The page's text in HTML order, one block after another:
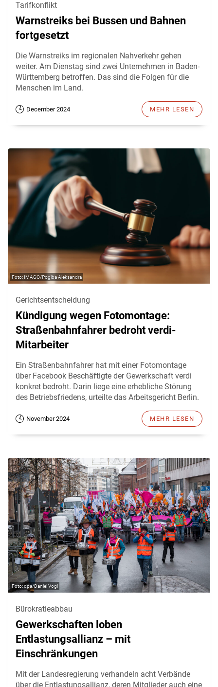
Tarifkonflikt
Warnstreiks bei Bussen und Bahnen
fortgesetzt
Die Warnstreiks im regionalen Nahverkehr gehen
weiter. Am Dienstag sind zwei Unternehmen in Baden-
Württemberg betroffen. Das sind die Folgen für die
Menschen im Land.
December 2024 MEHR LESEN
IMAGO/Pogiba Aleksandra
Gerichtsentscheidung
Kündigung wegen Fotomontage:
Straßenbahnfahrer bedroht verdi-
Mitarbeiter
Ein Straßenbahnfahrer hat mit einer Fotomontage
über Facebook Beschäftigte der Gewerkschaft verdi
konkret bedroht. Darin liege eine erhebliche Störung
des Betriebsfriedens, urteilte das Arbeitsgericht Berlin.
November 2024 MEHR LESEN
dpa/Daniel Vogl
Bürokratieabbau
Gewerkschaften loben
Entlastungsallianz – mit
Einschränkungen
Mit der Landesregierung verhandeln acht Verbände
über die Entlastungsallianz, deren Mitglieder auch eine